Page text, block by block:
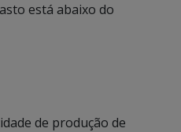
está abaixo do
de produção de